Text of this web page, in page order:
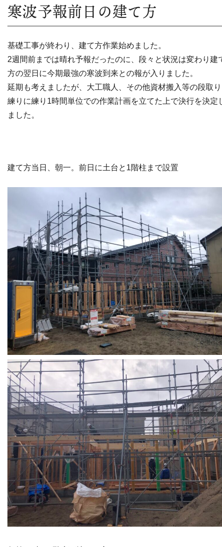
寒波予報前日の建て方
基礎工事が終わり、建て方作業始めました。
2週間前までは晴れ予報だったのに、段々と状況は変わり建
方の翌日に今期最強の寒波到来との報が入りました。
延期も考えましたが、大工職人、その他資材搬入等の段取
練りに練り1時間単位での作業計画を立てた上で決行を決定
ました。
建て方当日、朝一。前日に土台と1階柱まで設置